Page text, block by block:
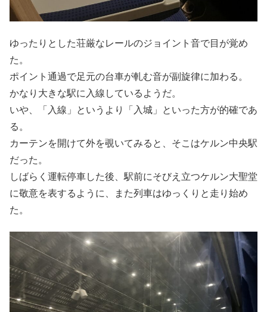
ゆったりとした荘厳なレールのジョイント音で目が覚め
た。
ポイント通過で足元の台車が軋む音が副旋律に加わる。
かなり大きな駅に入線しているようだ。
いや、「入線」というより「入城」といった方が的確であ
る。
カーテンを開けて外を覗いてみると、そこはケルン中央駅
だった。
しばらく運転停車した後、駅前にそびえ立つケルン大聖堂
に敬意を表するように、また列車はゆっくりと走り始め
た。